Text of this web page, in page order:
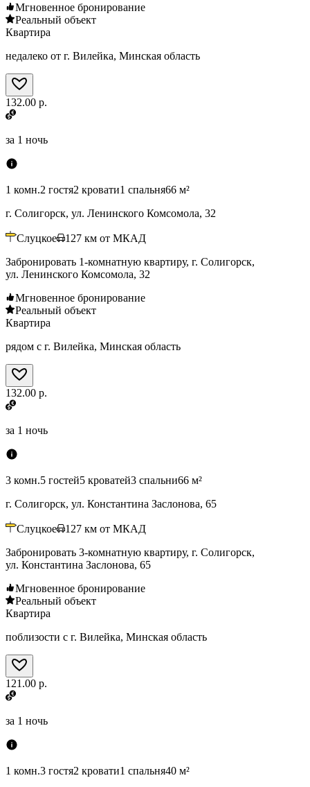
Мгновенное бронирование
Реальный объект
Квартира
недалеко от г. Вилейка, Минская область
132.00 р.
за 1 ночь
1 комн.2 гостя2 кровати1 спальня66 м²
г. Солигорск, ул. Ленинского Комсомола, 32
Слуцкое 127 км от МКАД
Забронировать 1-комнатную квартиру, г. Солигорск,
ул. Ленинского Комсомола, 32
Мгновенное бронирование
Реальный объект
Квартира
рядом с г. Вилейка, Минская область
132.00 р.
за 1 ночь
3 комн.5 гостей5 кроватей3 спальни66 м²
г. Солигорск, ул. Константина Заслонова, 65
Слуцкое 127 км от МКАД
Забронировать 3-комнатную квартиру, г. Солигорск,
ул. Константина Заслонова, 65
Мгновенное бронирование
Реальный объект
Квартира
поблизости с г. Вилейка, Минская область
121.00 р.
за 1 ночь
1 комн.3 гостя2 кровати1 спальня40 м²